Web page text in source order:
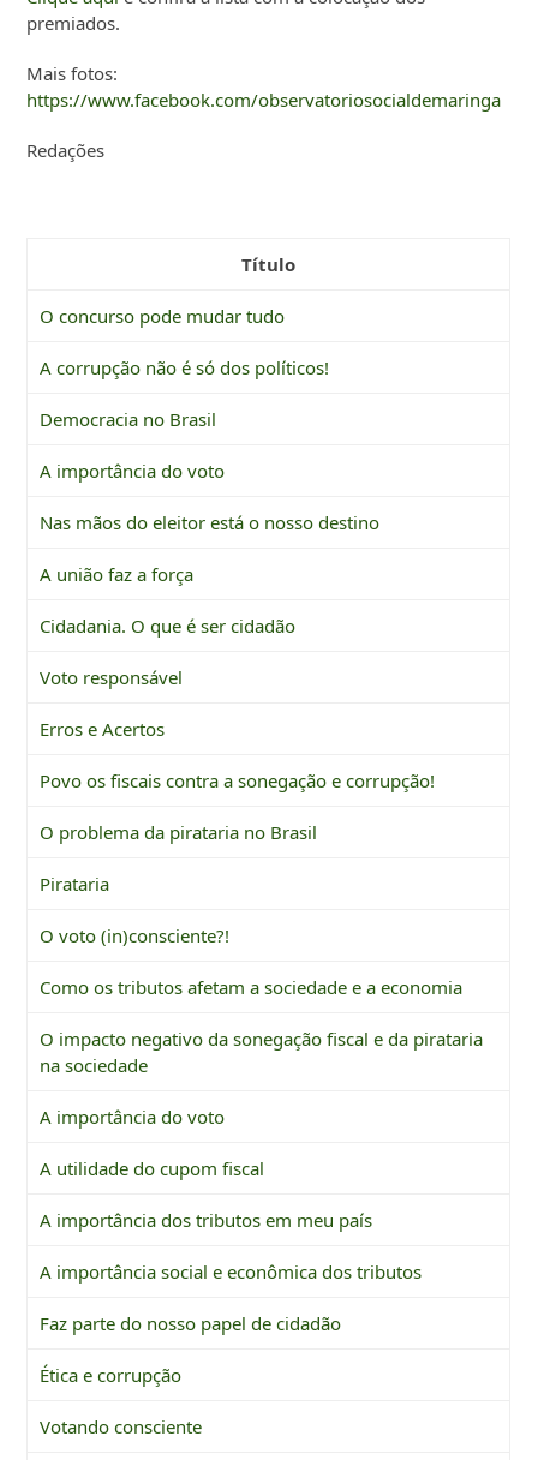
premiados.
Mais fotos:
https://www.facebook.com/observatoriosocialdemaringa
Redações
Título
O concurso pode mudar tudo
A corrupção não é só dos políticos!
Democracia no Brasil
A importância do voto
Nas mãos do eleitor está o nosso destino
A união faz a força
Cidadania. O que é ser cidadão
Voto responsável
Erros e Acertos
Povo os fiscais contra a sonegação e corrupção!
O problema da pirataria no Brasil
Pirataria
O voto (in)consciente?!
Como os tributos afetam a sociedade e a economia
O impacto negativo da sonegação fiscal e da pirataria
na sociedade
A importância do voto
A utilidade do cupom fiscal
A importância dos tributos em meu país
A importância social e econômica dos tributos
Faz parte do nosso papel de cidadão
Ética e corrupção
Votando consciente